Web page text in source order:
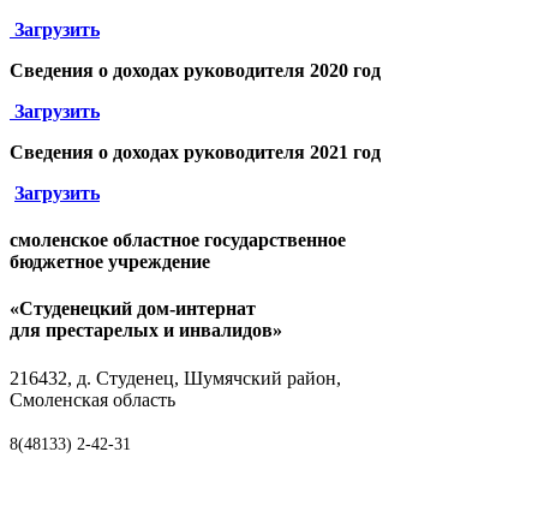
Загрузить
Сведения о доходах руководителя 2020 год
Загрузить
Сведения о доходах руководителя 2021 год
Загрузить
смоленское областное государственное
бюджетное учреждение
«Студенецкий дом-интернат
для престарелых и инвалидов»
216432, д. Студенец, Шумячский район,
Смоленская область
8(48133) 2-42-31